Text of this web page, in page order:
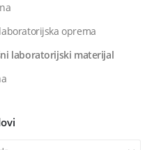
oprema
laboratorijski materijal